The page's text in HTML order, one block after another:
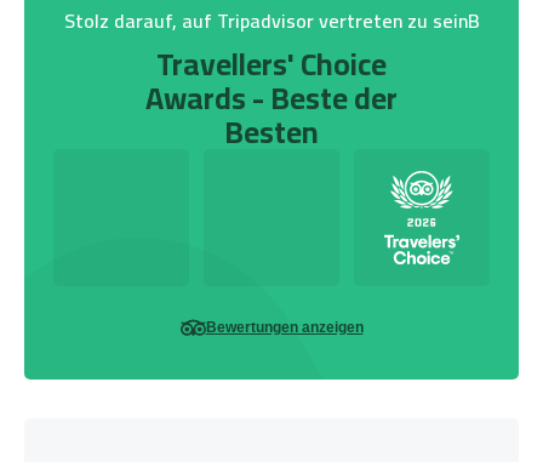
Stolz darauf, auf Tripadvisor vertreten zu seinB
Travellers' Choice
Awards - Beste der
Besten
Bewertungen anzeigen